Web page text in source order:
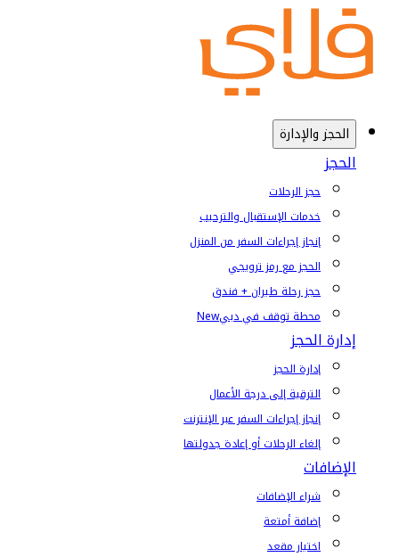
الحجز والإدارة
الحجز
حجز الرحلات
خدمات الإستقبال والترحيب
إنجاز إجراءات السفر من المنزل
الحجز مع رمز ترويجي
حجز رحلة طيران + فندق
محطة توقف في دبيNew
إدارة الحجز
إدارة الحجز
الترقية إلى درجة الأعمال
إنجاز إجراءات السفر عبر الإنترنت
إلغاء الرحلات أو إعادة جدولتها
الإضافات
شراء الإضافات
إضافة أمتعة
اختيار مقعد